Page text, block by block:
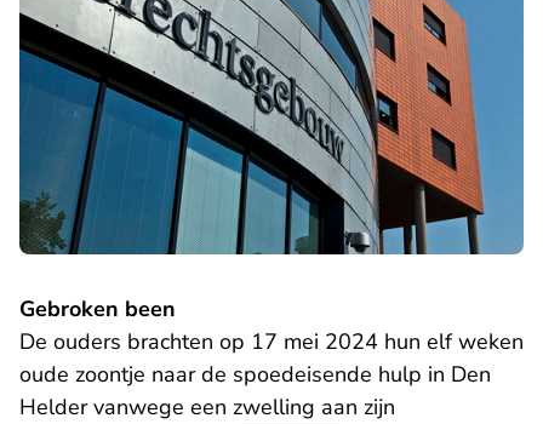
Gebroken been
De ouders brachten op 17 mei 2024 hun elf weken
oude zoontje naar de spoedeisende hulp in Den
Helder vanwege een zwelling aan zijn